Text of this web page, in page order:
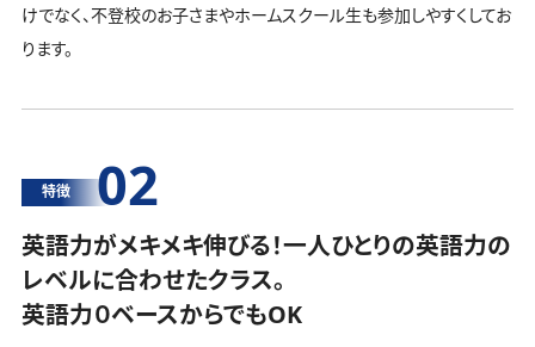
けでなく、不登校のお子さまやホームスクール生も参加しやすくしてお
ります。
特徴 02
英語力がメキメキ伸びる！一人ひとりの英語力の
レベルに合わせたクラス。
英語力０ベースからでもOK